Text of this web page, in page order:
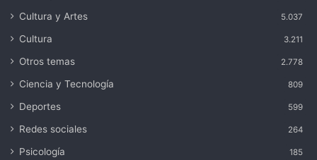
Cultura y Artes 5.037
Cultura 3.211
Otros temas 2.778
Ciencia y Tecnología 809
Deportes 599
Redes sociales 264
Psicología 185